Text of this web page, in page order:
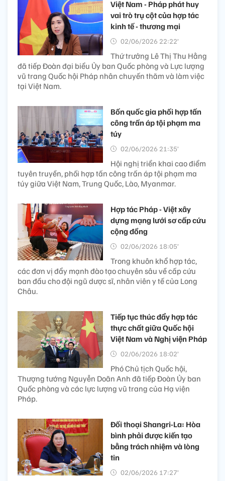
Việt Nam - Pháp phát huy
vai trò trụ cột của hợp tác
kinh tế - thương mại
02/06/2026 22:22’
Thứ trưởng Lê Thị Thu Hằng
đã tiếp Đoàn đại biểu Ủy ban Quốc phòng và Lực lượng
vũ trang Quốc hội Pháp nhân chuyến thăm và làm việc
tại Việt Nam.
Bốn quốc gia phối hợp tấn
công trấn áp tội phạm ma
túy
02/06/2026 21:35’
Hội nghị triển khai cao điểm
tuyên truyền, phối hợp tấn công trấn áp tội phạm ma
túy giữa Việt Nam, Trung Quốc, Lào, Myanmar.
Hợp tác Pháp - Việt xây
dựng mạng lưới sơ cấp cứu
cộng đồng
02/06/2026 18:05’
Trong khuôn khổ hợp tác,
các đơn vị đẩy mạnh đào tạo chuyên sâu về cấp cứu
ban đầu cho đội ngũ dược sĩ, nhân viên y tế của Long
Châu.
Tiếp tục thúc đẩy hợp tác
thực chất giữa Quốc hội
Việt Nam và Nghị viện Pháp
02/06/2026 18:02’
Phó Chủ tịch Quốc hội,
Thượng tướng Nguyễn Doãn Anh đã tiếp Đoàn Ủy ban
Quốc phòng và các lực lượng vũ trang của Hạ viện
Pháp.
Đối thoại Shangri-La: Hòa
bình phải được kiến tạo
bằng trách nhiệm và lòng
tin
02/06/2026 17:27’